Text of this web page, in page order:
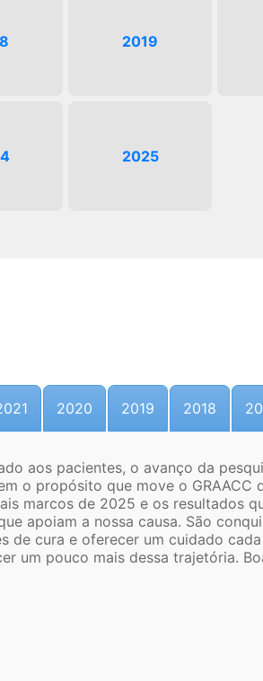
2019
2025
2020 2019 2018
aos pacientes, o avanço da
o propósito que move o GRAACC
marcos de 2025 e os resultados
apoiam a nossa causa. São
de cura e oferecer um cuidado
um pouco mais dessa trajetória.